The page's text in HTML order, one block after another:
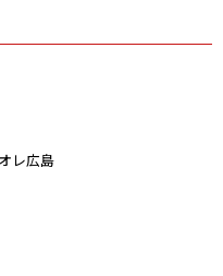
レ広島